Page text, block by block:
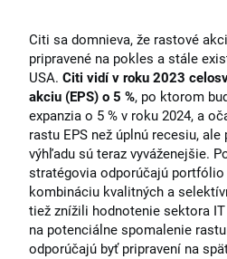
Citi sa domnieva, že rastové
pripravené na pokles a stále
USA. Citi vidí v roku 2023
akciu (EPS) o 5 %, po ktorom
expanzia o 5 % v roku 2024, a
rastu EPS než úplnú recesiu,
výhľadu sú teraz vyváženejšie.
stratégovia odporúčajú portfólio
kombináciu kvalitných a
tiež znížili hodnotenie sektora
na potenciálne spomalenie
odporúčajú byť pripravení na